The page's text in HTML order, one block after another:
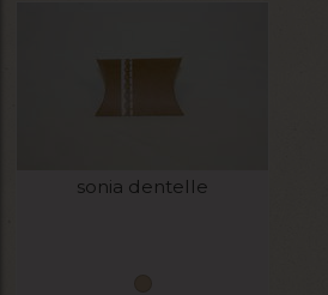
sonia dentelle